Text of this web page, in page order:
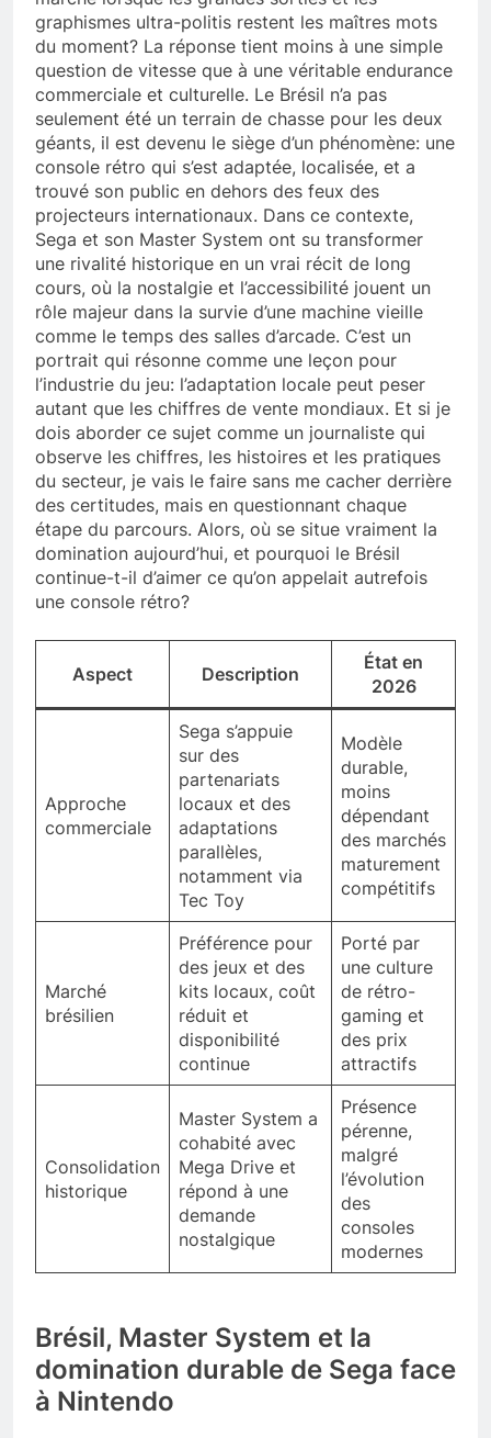
graphismes ultra-politis restent les maîtres mots
du moment? La réponse tient moins à une simple
question de vitesse que à une véritable endurance
commerciale et culturelle. Le Brésil n’a pas
seulement été un terrain de chasse pour les deux
géants, il est devenu le siège d’un phénomène: une
console rétro qui s’est adaptée, localisée, et a
trouvé son public en dehors des feux des
projecteurs internationaux. Dans ce contexte,
Sega et son Master System ont su transformer
une rivalité historique en un vrai récit de long
cours, où la nostalgie et l’accessibilité jouent un
rôle majeur dans la survie d’une machine vieille
comme le temps des salles d’arcade. C’est un
portrait qui résonne comme une leçon pour
l’industrie du jeu: l’adaptation locale peut peser
autant que les chiffres de vente mondiaux. Et si je
dois aborder ce sujet comme un journaliste qui
observe les chiffres, les histoires et les pratiques
du secteur, je vais le faire sans me cacher derrière
des certitudes, mais en questionnant chaque
étape du parcours. Alors, où se situe vraiment la
domination aujourd’hui, et pourquoi le Brésil
continue-t-il d’aimer ce qu’on appelait autrefois
une console rétro?
Aspect Description
État en
2026
Approche
commerciale
Sega s’appuie
sur des
partenariats
locaux et des
adaptations
parallèles,
notamment via
Tec Toy
Modèle
durable,
moins
dépendant
des marchés
maturement
compétitifs
Marché
brésilien
Préférence pour
des jeux et des
kits locaux, coût
réduit et
disponibilité
continue
Porté par
une culture
de rétro-
gaming et
des prix
attractifs
Consolidation
historique
Master System a
cohabité avec
Mega Drive et
répond à une
demande
nostalgique
Présence
pérenne,
malgré
l’évolution
des
consoles
modernes
Brésil, Master System et la
domination durable de Sega face
à Nintendo